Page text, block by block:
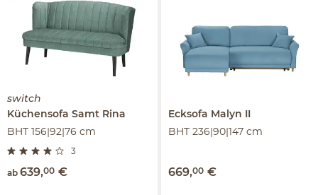
switch
Küchensofa Samt Rina
BHT 156|92|76 cm
3
ab 639,00 €
Ecksofa Malyn II
BHT 236|90|147 cm
669,00 €